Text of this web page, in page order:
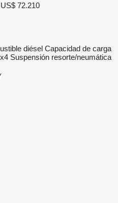
72.210
diésel Capacidad de carga
Suspensión resorte/neumática